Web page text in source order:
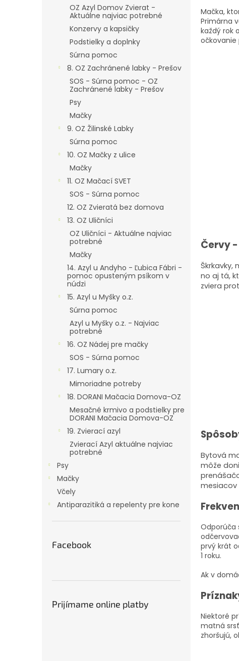
OZ Azyl Domov Zvierat -
Aktuálne najviac potrebné
Konzervy a kapsičky
Podstielky a doplnky
Súrna pomoc
8. OZ Zachránené labky - Prešov
SOS - Súrna pomoc - OZ
Zachránené labky - Prešov
Psy
Mačky
9. OZ Žilinské Labky
Súrna pomoc
10. OZ Mačky z ulice
Mačky
11. OZ Mačací SVET
SOS - Súrna pomoc
12. OZ Zvieratá bez domova
13. OZ Uličníci
OZ Uličníci - Aktuálne najviac
potrebné
Mačky
14. Azyl u Andyho - Ľubica Fábri -
pomoc opusteným psíkom v
núdzi
15. Azyl u Myšky o.z.
Súrna pomoc
Azyl u Myšky o.z. - Najviac
potrebné
16. OZ Nádej pre mačky
SOS - Súrna pomoc
17. Lumary o.z.
Mimoriadne potreby
18. DORANI Mačacia Domova-OZ
Mesačné krmivo a podstielky pre
DORANI Mačacia Domova-OZ
19. Zvierací azyl
Zvierací Azyl aktuálne najviac
potrebné
Psy
Mačky
Včely
Antiparazitiká a repelenty pre kone
Facebook
Prijímame online platby
Mačka,
Primárna
každý rok
očkovanie
Červy
no aj tá,
zviera
Bytová
môže
mesiacov
Odporúča
prvý krát
1 roku.
Ak v
Niektoré
matná
zhoršujú,